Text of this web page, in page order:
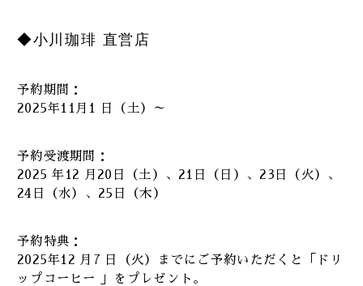
◆小川珈琲 直営店
予約期間：
2025年11月1 日（土）～
予約受渡期間：
2025 年12 月20日（土）、21日（日）、23日（火）、
24日（水）、25日（木）
予約特典：
2025年12 月7 日（火）までにご予約いただくと「ドリ
ップコーヒー 」をプレゼント。